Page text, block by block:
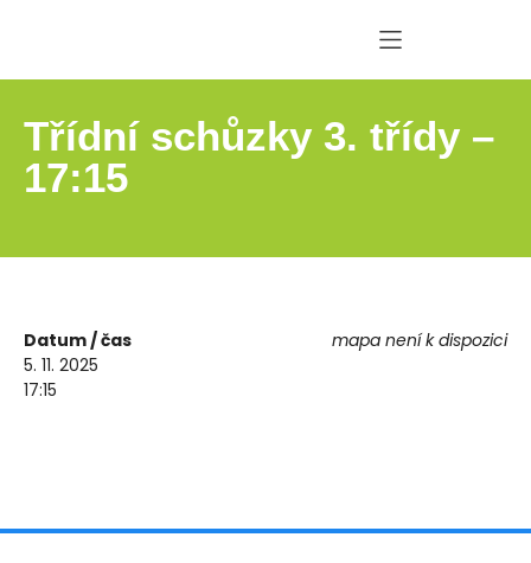
Třídní schůzky 3. třídy –
17:15
mapa není k dispozici
Datum / čas
5. 11. 2025
17:15